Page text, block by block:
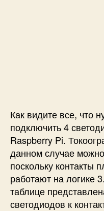
Как видите все, что
подключить 4
Raspberry Pi.
данном случае
поскольку контакты
работают на логике
таблице
светодиодов к